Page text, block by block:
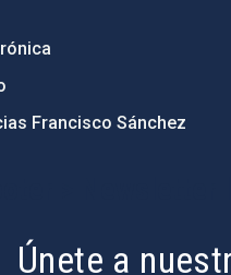
Francisco Sánchez
Únete a